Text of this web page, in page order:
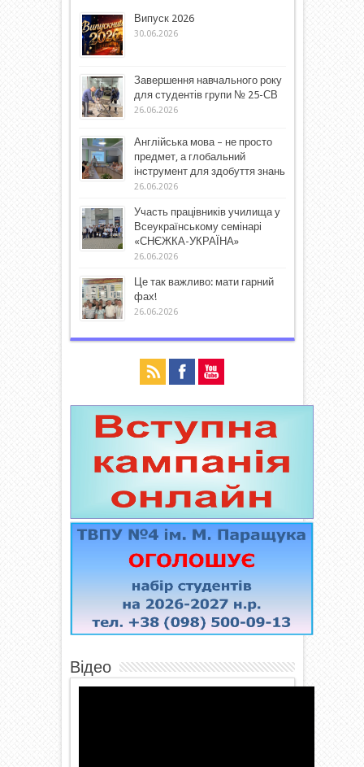
Випуск 2026
30.06.2026
Завершення навчального року
для студентів групи № 25-СВ
26.06.2026
Англійська мова – не просто
предмет, а глобальний
інструмент для здобуття знань
26.06.2026
Участь працівників училища у
Всеукраїнському семінарі
«СНЄЖКА-УКРАЇНА»
26.06.2026
Це так важливо: мати гарний
фах!
26.06.2026
Відео